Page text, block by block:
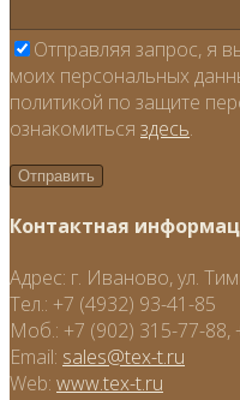
Отправляя запрос, я
моих персональных
политикой по защите
ознакомиться здесь.
Контактная
Адрес: г. Иваново, ул.
Тел.: +7 (4932) 93-41-85
Моб.: +7 (902) 315-77-88,
Email: sales@tex-t.ru
Web: www.tex-t.ru